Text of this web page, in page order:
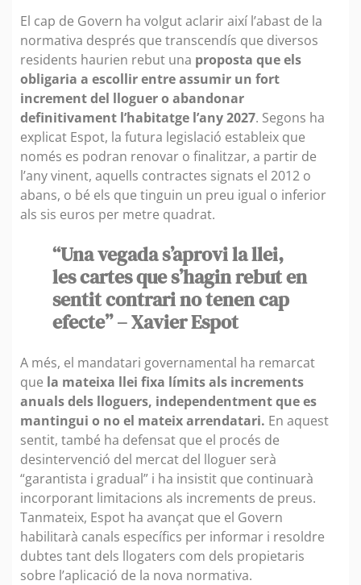
El cap de Govern ha volgut aclarir així l’abast de la
normativa després que transcendís que diversos
residents haurien rebut una proposta que els
obligaria a escollir entre assumir un fort
increment del lloguer o abandonar
definitivament l’habitatge l’any 2027. Segons ha
explicat Espot, la futura legislació estableix que
només es podran renovar o finalitzar, a partir de
l’any vinent, aquells contractes signats el 2012 o
abans, o bé els que tinguin un preu igual o inferior
als sis euros per metre quadrat.
“Una vegada s’aprovi la llei,
les cartes que s’hagin rebut en
sentit contrari no tenen cap
efecte” – Xavier Espot
A més, el mandatari governamental ha remarcat
que la mateixa llei fixa límits als increments
anuals dels lloguers, independentment que es
mantingui o no el mateix arrendatari. En aquest
sentit, també ha defensat que el procés de
desintervenció del mercat del lloguer serà
“garantista i gradual” i ha insistit que continuarà
incorporant limitacions als increments de preus.
Tanmateix, Espot ha avançat que el Govern
habilitarà canals específics per informar i resoldre
dubtes tant dels llogaters com dels propietaris
sobre l’aplicació de la nova normativa.